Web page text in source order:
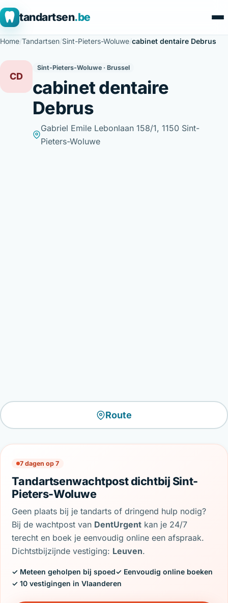
tandartsen.be
Home/Tandartsen/Sint-Pieters-Woluwe/cabinet dentaire Debrus
CD
Sint-Pieters-Woluwe · Brussel
cabinet dentaire
Debrus
Gabriel Emile Lebonlaan 158/1, 1150 Sint-
Pieters-Woluwe
Route
7 dagen op 7
Tandartsenwachtpost dichtbij Sint-
Pieters-Woluwe
Geen plaats bij je tandarts of dringend hulp nodig?
Bij de wachtpost van DentUrgent kan je 24/7
terecht en boek je eenvoudig online een afspraak.
Dichtstbijzijnde vestiging: Leuven.
✓ Meteen geholpen bij spoed✓ Eenvoudig online boeken
✓ 10 vestigingen in Vlaanderen